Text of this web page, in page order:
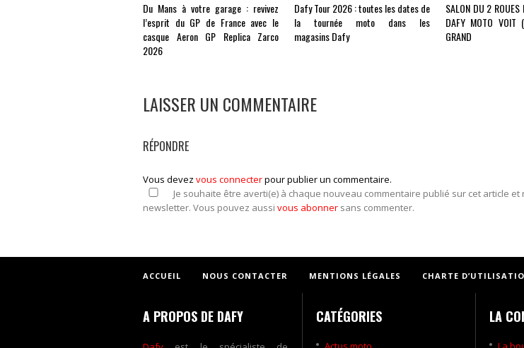
Du Mans à votre garage : revivez
l’esprit du GP de France avec le
casque Aeron GP Replica Zarco
2026
Dafy Tour 2026 : toutes les dates de
la tournée moto dans les
magasins Dafy
SALON DU 2
DAFY MOTO VOIT
GRAND
LAISSER UN COMMENTAIRE
RÉPONDRE
Vous devez vous connecterpour publier un commentaire.
Je souhaite être averti(e) à chaque nouveau commentaire publié sur cet article et
newsletter. Vous pouvez aussi vous abonner sans commenter.
ACCUEIL NOUS CONTACTER MENTIONS LÉGALES CHARTE
A PROPOS DE DAFY CATÉGORIES LA